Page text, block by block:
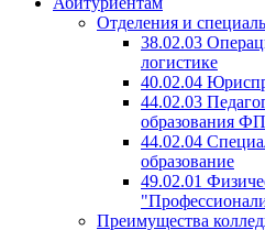
Отделения и
38.02.03
логистике
40.02.04
44.02.03
образования
44.02.04
образование
49.02.01
Преимущества